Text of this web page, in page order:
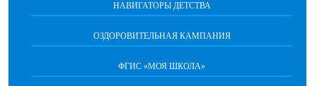
НАВИГАТОРЫ ДЕТСТВА
ОЗДОРОВИТЕЛЬНАЯ КАМПАНИЯ
ФГИС «МОЯ ШКОЛА»